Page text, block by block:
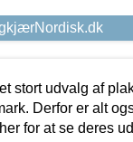
stort udvalg af
Derfor er alt
for at se deres